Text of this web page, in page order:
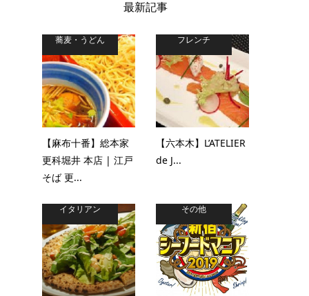
最新記事
蕎麦・うどん
【麻布十番】総本家
更科堀井 本店 | 江戸
そば 更...
フレンチ
【六本木】L’ATELIER
de J...
イタリアン その他